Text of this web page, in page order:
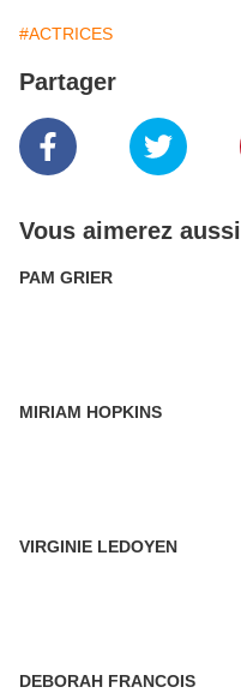
#ACTRICES
Partager
Vous aimerez aussi
PAM GRIER
MIRIAM HOPKINS
VIRGINIE LEDOYEN
DEBORAH FRANCOIS